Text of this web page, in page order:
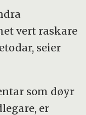
vert raskare
seier
som døyr
er